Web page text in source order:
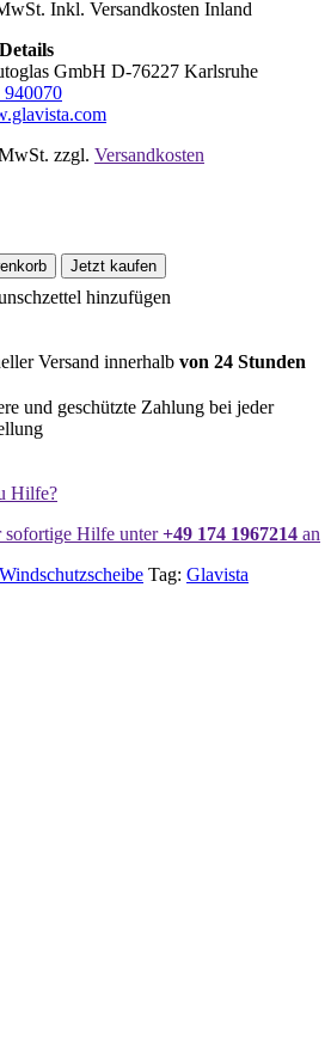
Inkl. Versandkosten Inland
GmbH D-76227 Karlsruhe
zzgl. Versandkosten
Jetzt kaufen
hinzufügen
Versand innerhalb von 24 Stunden
und geschützte Zahlung bei jeder
Hilfe?
sofortige Hilfe unter+49 174 1967214 an
Windschutzscheibe Tag: Glavista